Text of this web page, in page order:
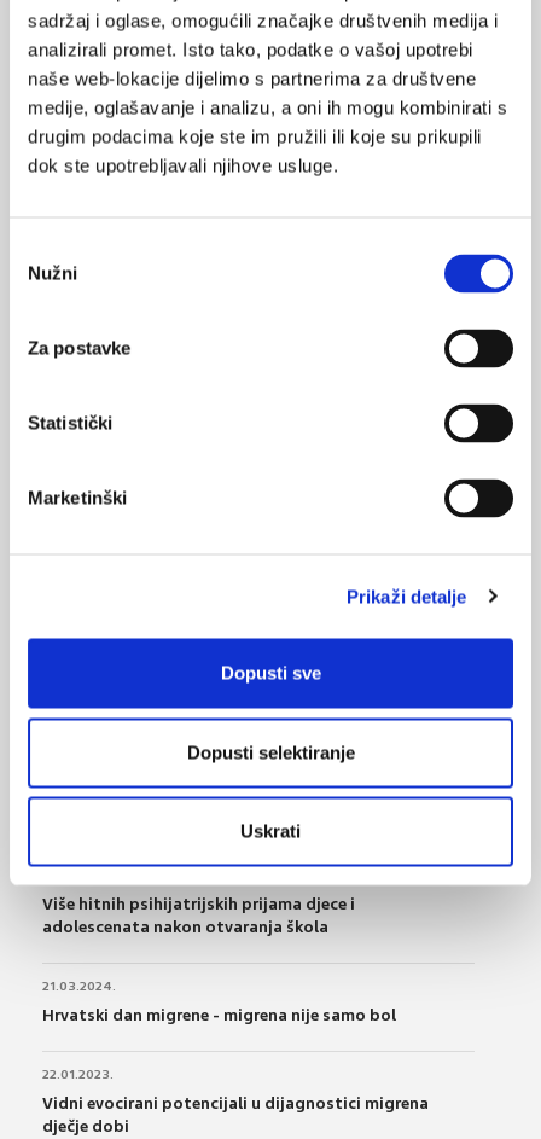
sadržaj i oglase, omogućili značajke društvenih medija i
analizirali promet. Isto tako, podatke o vašoj upotrebi
naše web-lokacije dijelimo s partnerima za društvene
medije, oglašavanje i analizu, a oni ih mogu kombinirati s
drugim podacima koje ste im pružili ili koje su prikupili
dok ste upotrebljavali njihove usluge.
pristanka
Nužni
Za postavke
Statistički
Marketinški
Prikaži detalje
Dopusti sve
Dopusti selektiranje
Uskrati
se prezentirali bilateralnom glavoboljom postojala veća šansa
da je glavobolja sekundarne etiologije. Autori smatraju da su
potrebne dodatne longitudinalne studije kojima bi se ispitalo
može li se ovaj podatak koristiti u svakodnevnom zbrinjavanju
bolesnika u hitnoj službi.
J Pediatr. 2014;165:376-82.
glavobolja
djeca
MI SE
POVRATAK
NA VRH
Urođena pseudoartroza ključne kosti
Migrene u žena nisu povezane s razvojem
Više hitnih psihijatrijskih prijama djece i
adolescenata nakon otvaranja škola
21.03.2024.
Hrvatski dan migrene - migrena nije samo bol
22.01.2023.
Vidni evocirani potencijali u dijagnostici migrena
dječje dobi